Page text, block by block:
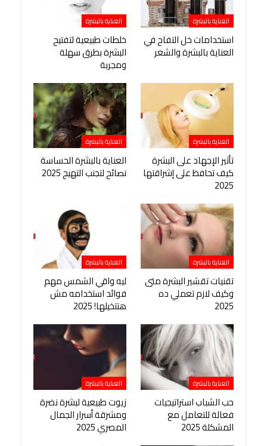
العناية بالبشرة
استخدامات خل التفاح في
العناية بالبشرة والشعر
العناية بالبشرة
خلطات طبيعية لتفتيح
البشرة بطرق سهلة
ومجربة
العناية بالبشرة
تأثير الإجهاد على البشرة
كيف تحافظ على إشراقتها
2025
العناية بالبشرة
العناية بالبشرة الحساسة
نصائح لتجنب التهيج 2025
العناية بالبشرة
تقنيات تقشير البشرة متى
وكيف لازم تعملي ده
2025
العناية بالبشرة
ليه واقي الشمس مهم
فوائد استخدامه مش
هتتخيلها! 2025
العناية بالبشرة
حب الشباب استراتيجيات
فعالة للتعامل مع
المشكلة 2025
العناية بالبشرة
زيوت طبيعية لبشرة نضرة
ومشرقة أسرار الجمال
المصري 2025